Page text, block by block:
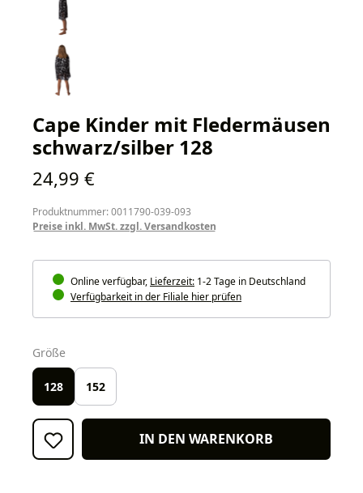
Cape Kinder mit Fledermäusen
schwarz/silber 128
Regulärer Preis:
24,99 €
Produktnummer: 0011790-039-093
Preise inkl. MwSt. zzgl. Versandkosten
Online verfügbar, Lieferzeit: 1-2 Tage in Deutschland
Verfügbarkeit in der Filiale hier prüfen
Größe
128 152
IN DEN WARENKORB